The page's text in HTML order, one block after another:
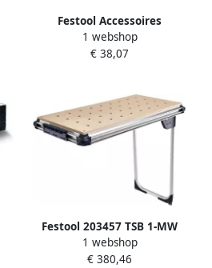
Festool Accessoires
Multitool MT-FT1 577934
1 webshop
€ 38,07
Festool 203457 TSB 1-MW
1000 tafel 203457
1 webshop
€ 380,46